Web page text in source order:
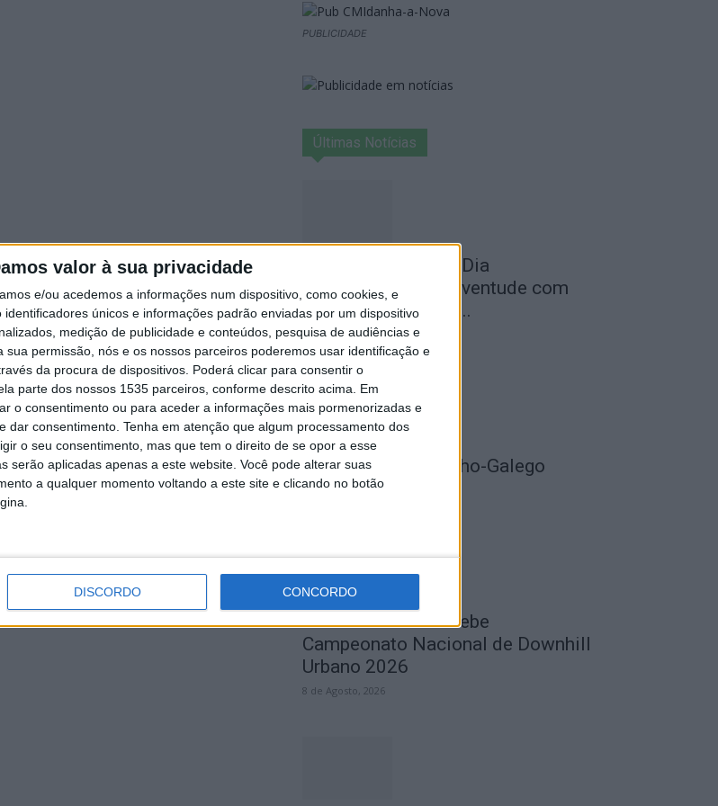
valor à sua privacidade
e/ou acedemos a informações num dispositivo, como cookies, e
únicos e informações padrão enviadas por um dispositivo
medição de publicidade e conteúdos, pesquisa de audiências e
sua permissão, nós e os nossos parceiros poderemos usar identificação e
da procura de dispositivos. Poderá clicar para consentir o
parte dos nossos 1535 parceiros, conforme descrito acima. Em
o consentimento ou para aceder a informações mais pormenorizadas e
dar consentimento. Tenha em atenção que algum processamento dos
o seu consentimento, mas que tem o direito de se opor a esse
serão aplicadas apenas a este website. Você pode alterar suas
a qualquer momento voltando a este site e clicando no botão
DISCORDO CONCORDO
PUBLICIDADE
Últimas Notícias
Vila de Rei celebra Dia
Internacional da Juventude com
transporte gratuito...
9 de Agosto, 2026
GNR recupera Mocho-Galego
9 de Agosto, 2026
Castelo Branco recebe
Campeonato Nacional de Downhill
Urbano 2026
8 de Agosto, 2026